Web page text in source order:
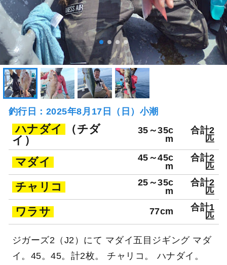
釣行日：2025年8月17日（日）小潮
ハナダイ
（チダ
イ）
35～35c
m
合計2
匹
マダイ
45～45c
m
合計2
匹
チャリコ
25～35c
m
合計2
匹
ワラサ 77cm
合計1
匹
ジガーズ2（J2）にて マダイ五目ジギング マダ
イ。45。45。計2枚。 チャリコ。 ハナダイ。